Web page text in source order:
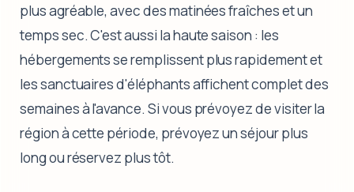
plus agréable, avec des matinées fraîches et un
temps sec. C'est aussi la haute saison : les
hébergements se remplissent plus rapidement et
les sanctuaires d'éléphants affichent complet des
semaines à l'avance. Si vous prévoyez de visiter la
région à cette période, prévoyez un séjour plus
long ou réservez plus tôt.